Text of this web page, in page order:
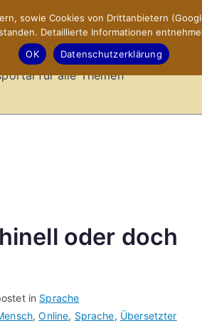
–
für alle Themen
oder doch
in Sprache
,Online, Sprache, Übersetzter
sowie Cookies von Drittanbietern
Detaillierte Informationen
OK
Datenschutzerklärung